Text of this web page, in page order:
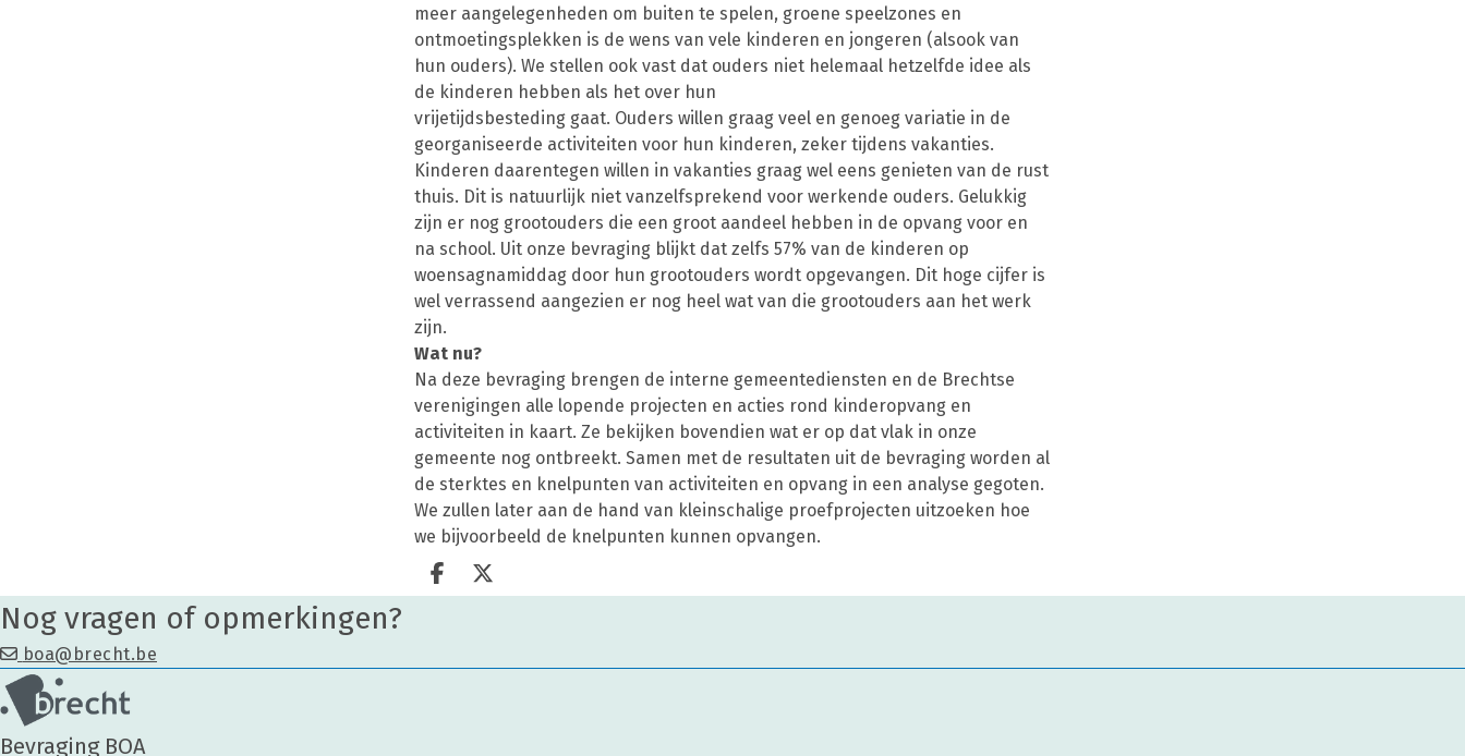
meer aangelegenheden om buiten te spelen, groene speelzones en
ontmoetingsplekken is de wens van vele kinderen en jongeren (alsook van
hun ouders). We stellen ook vast dat ouders niet helemaal hetzelfde idee als
de kinderen hebben als het over hun
vrijetijdsbesteding gaat. Ouders willen graag veel en genoeg variatie in de
georganiseerde activiteiten voor hun kinderen, zeker tijdens vakanties.
Kinderen daarentegen willen in vakanties graag wel eens genieten van de rust
thuis. Dit is natuurlijk niet vanzelfsprekend voor werkende ouders. Gelukkig
zijn er nog grootouders die een groot aandeel hebben in de opvang voor en
na school. Uit onze bevraging blijkt dat zelfs 57% van de kinderen op
woensagnamiddag door hun grootouders wordt opgevangen. Dit hoge cijfer is
wel verrassend aangezien er nog heel wat van die grootouders aan het werk
zijn.
Wat nu?
Na deze bevraging brengen de interne gemeentediensten en de Brechtse
verenigingen alle lopende projecten en acties rond kinderopvang en
activiteiten in kaart. Ze bekijken bovendien wat er op dat vlak in onze
gemeente nog ontbreekt. Samen met de resultaten uit de bevraging worden al
de sterktes en knelpunten van activiteiten en opvang in een analyse gegoten.
We zullen later aan de hand van kleinschalige proefprojecten uitzoeken hoe
we bijvoorbeeld de knelpunten kunnen opvangen.
Deel op facebook
Deel op X
Nog vragen of opmerkingen?
boa@brecht.be
Bevraging BOA